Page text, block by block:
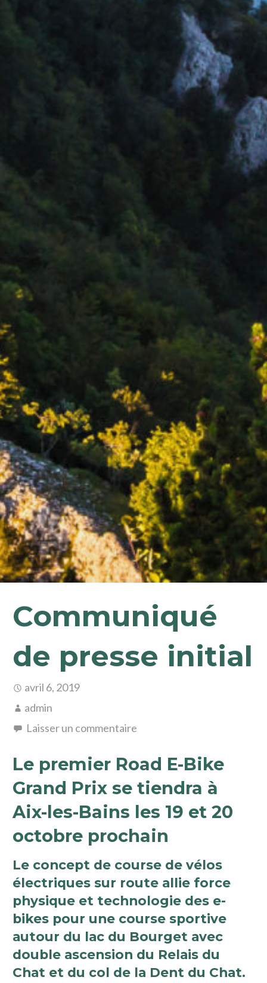
Communiqué
de presse initial
avril 6, 2019
admin
Laisser un commentaire
Le premier Road E-Bike
Grand Prix se tiendra à
Aix-les-Bains les 19 et 20
octobre prochain
Le concept de course de vélos
électriques sur route allie force
physique et technologie des e-
bikes pour une course sportive
autour du lac du Bourget avec
double ascension du Relais du
Chat et du col de la Dent du Chat.